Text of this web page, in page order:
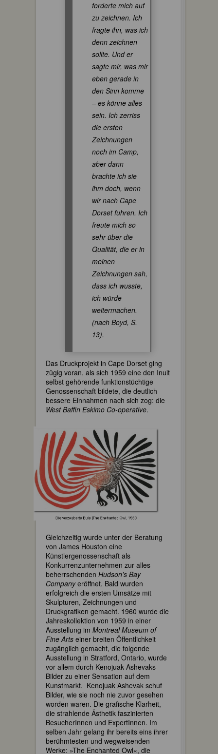
forderte mich auf
zu zeichnen. Ich
fragte ihn, was ich
denn zeichnen
sollte. Und er
sagte mir, was mir
eben gerade in
den Sinn komme
– es könne alles
sein. Ich zerriss
die ersten
Zeichnungen
noch im Camp,
aber dann
brachte ich sie
ihm doch, wenn
wir nach Cape
Dorset fuhren. Ich
freute mich so
sehr über die
Qualität, die er in
meinen
Zeichnungen sah,
dass ich wusste,
ich würde
weitermachen.
(nach Boyd, S.
13).
Das Druckprojekt in Cape Dorset ging
zügig voran, als sich 1959 eine den Inuit
selbst gehörende funktionstüchtige
Genossenschaft bildete, die deutlich
bessere Einnahmen nach sich zog: die
West Baffin Eskimo Co-operative.
Gleichzeitig wurde unter der Beratung
von James Houston eine
Künstlergenossenschaft als
Konkurrenzunternehmen zur alles
beherrschenden Hudson’s Bay
Companyeröffnet. Bald wurden
erfolgreich die ersten Umsätze mit
Skulpturen, Zeichnungen und
Druckgrafiken gemacht. 1960 wurde die
Jahreskollektion von 1959 in einer
Ausstellung im Montreal Museum of
Fine Arts einer breiten Öffentlichkeit
zugänglich gemacht, die folgende
Ausstellung in Stratford, Ontario, wurde
vor allem durch Kenojuak Ashevaks
Bilder zu einer Sensation auf dem
Kunstmarkt. Kenojuak Ashevak schuf
Bilder, wie sie noch nie zuvor gesehen
worden waren. Die grafische Klarheit,
die strahlende Ästhetik faszinierten
BesucherInnen und ExpertInnen. Im
selben Jahr gelang ihr bereits eins ihrer
berühmtesten und wegweisenden
Werke: »The Enchanted Owl«, die